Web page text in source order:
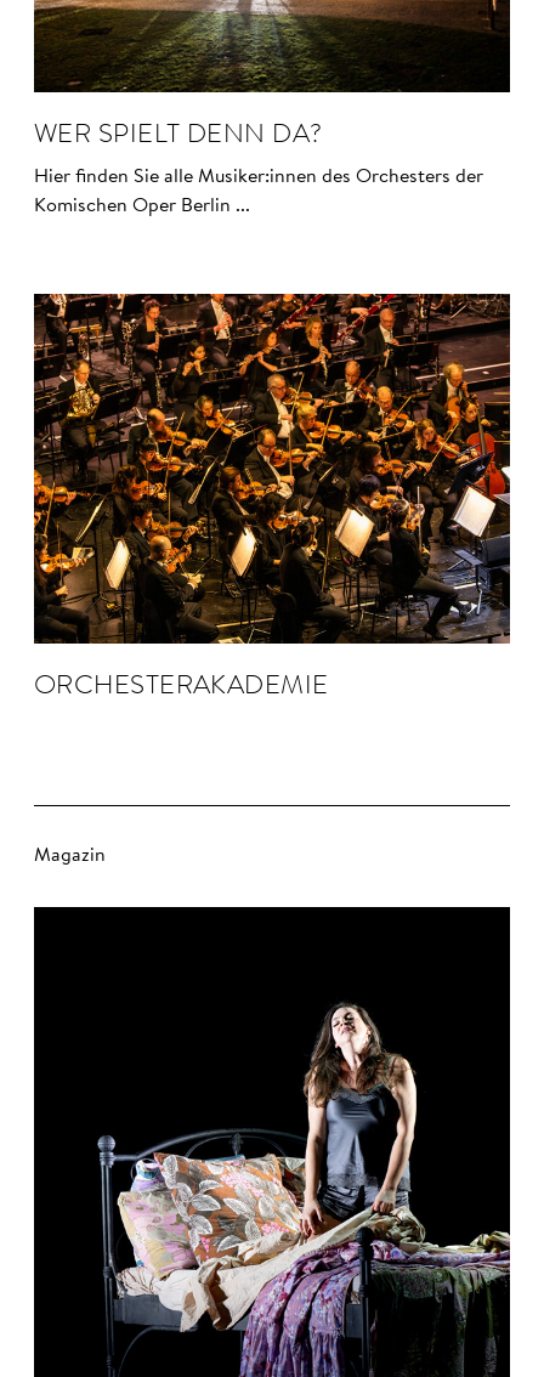
WER SPIELT DENN DA?
Hier finden Sie alle Musiker:innen des Orchesters der
Komischen Oper Berlin ...
ORCHESTER­AKADEMIE
Magazin